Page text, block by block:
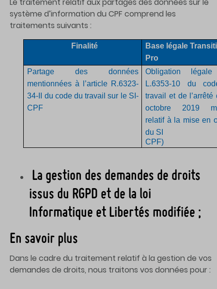
système d’information du CPF comprend les
traitements suivants :
Finalité
Base légale
Pro
Partage des données
mentionnées à l’article R.6323-
34-II du code du travail sur le SI-
CPF
Obligation
L.6353-10 du
travail et de l’arrêté
octobre 2019
relatif à la mise en
du SI
CPF)
La gestion des demandes de droits
issus du RGPD et de la loi
Informatique et Libertés modifiée ;
En savoir plus
Dans le cadre du traitement relatif à la gestion de vos
demandes de droits, nous traitons vos données pour :